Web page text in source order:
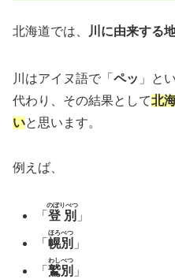
北海道では、 川に由来する
川はアイヌ語で「 ペッ 」と
代わり、その結果として北
いと思います。
例えば、
「登別
のぼりべつ
」
「幌別
ほろべつ
」
「鷲別
わしべつ
」